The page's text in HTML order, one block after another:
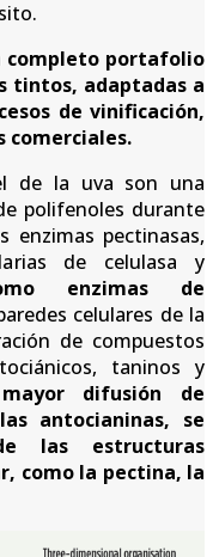
completo portafolio
tintos, adaptadas a
de vinificación,
comerciales.
de la uva son una
polifenoles durante
enzimas pectinasas,
de celulasa y
enzimas de
celulares de la
de compuestos
taninos y
difusión de
antocianinas, se
las estructuras
como la pectina, la